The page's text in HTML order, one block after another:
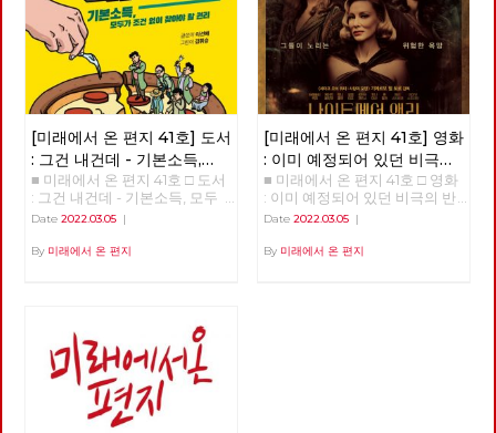
[미래에서 온 편지 41호] 도서
: 그건 내건데 - 기본소득,
모두가 차별없이 찾아야 할
권리
■ 미래에서 온 편지 41호 □ 도서
: 그건 내건데 - 기본소득, 모두
가 차별없이 찾아야 할 권리
Date 2022.03.05 |
By 미래에서 온 편지
[미래에서 온 편지 41호] 영화
: 이미 예정되어 있던 비극의
반복 – 나이트메어 앨리
■ 미래에서 온 편지 41호 □ 영화
: 이미 예정되어 있던 비극의 반
복 – 나이트메어 앨리 >>>>>>
Date 2022.03.05|
By 미래에서 온 편지